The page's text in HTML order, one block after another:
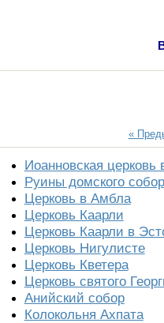
«
Иоанновская церковь
Руины домского
Церковь в Амбла
Церковь Каарли
Церковь Каарли в
Церковь Нигулисте
Церковь Кветера
Церковь святого
Анийский собор
Колокольня Ахпата